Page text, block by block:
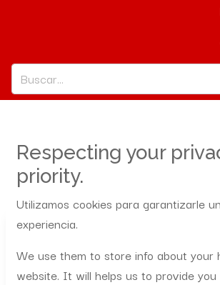
Felicidad ×
Respecting your
priority.
Utilizamos cookies para garantizarle
experiencia.
We use them to store info about your
website. It will helps us to provide